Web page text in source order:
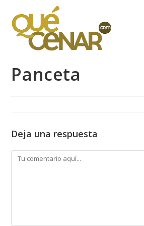
contenido
Panceta
Deja una respuesta
Comentario